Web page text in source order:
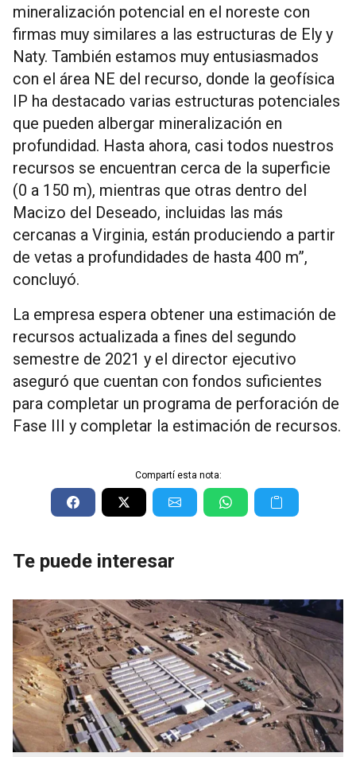
mineralización potencial en el noreste con
firmas muy similares a las estructuras de Ely y
Naty. También estamos muy entusiasmados
con el área NE del recurso, donde la geofísica
IP ha destacado varias estructuras potenciales
que pueden albergar mineralización en
profundidad. Hasta ahora, casi todos nuestros
recursos se encuentran cerca de la superficie
(0 a 150 m), mientras que otras dentro del
Macizo del Deseado, incluidas las más
cercanas a Virginia, están produciendo a partir
de vetas a profundidades de hasta 400 m”,
concluyó.
La empresa espera obtener una estimación de
recursos actualizada a fines del segundo
semestre de 2021 y el director ejecutivo
aseguró que cuentan con fondos suficientes
para completar un programa de perforación de
Fase III y completar la estimación de recursos.
Compartí esta nota:
Te puede interesar